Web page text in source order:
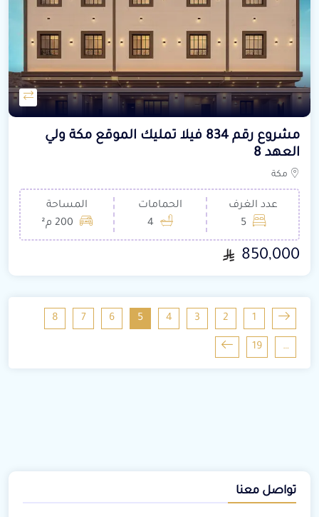
مشروع رقم 834 فيلا تمليك الموقع مكة ولي
العهد 8
مكة
عدد الغرف
5
الحمامات
4
المساحة
200 م²
850,000
1
2
3
4
5
6
7
8
…
19
تواصل معنا